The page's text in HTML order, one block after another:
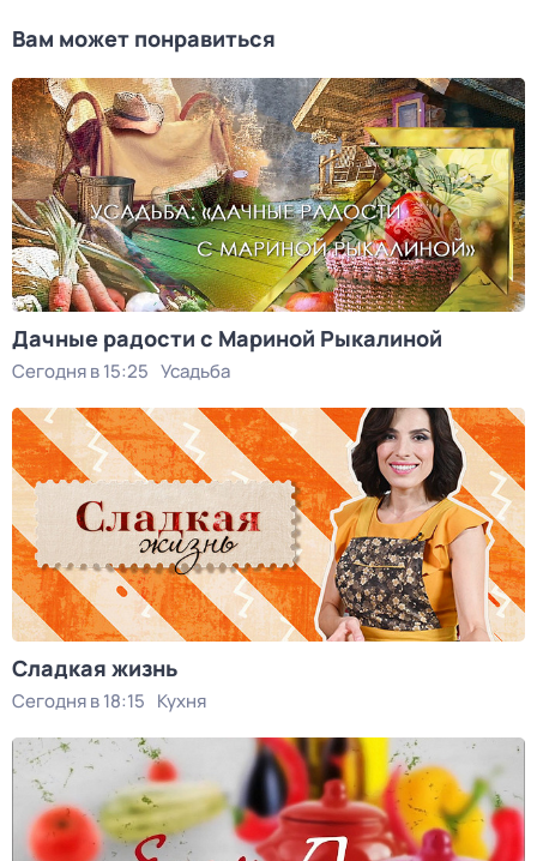
Вам может понравиться
Дачные радости с Мариной Рыкалиной
Сегодня в 15:25 Усадьба
Сладкая жизнь
Сегодня в 18:15 Кухня